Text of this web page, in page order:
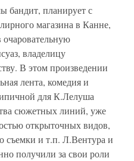
бандит, планирует с
магазина в Канне,
владелицу
В этом произведении
лента, комедия и
для К.Лелуша
сюжетных линий, уже
открыточных видов,
съемки и т.п. Л.Вентура и
получили за свои роли